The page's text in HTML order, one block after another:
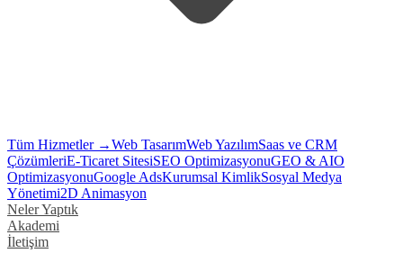
Tüm Hizmetler →Web TasarımWeb YazılımSaas ve CRM
ÇözümleriE-Ticaret SitesiSEO OptimizasyonuGEO & AIO
OptimizasyonuGoogle AdsKurumsal KimlikSosyal Medya
Yönetimi2D Animasyon
Neler Yaptık
Akademi
İletişim